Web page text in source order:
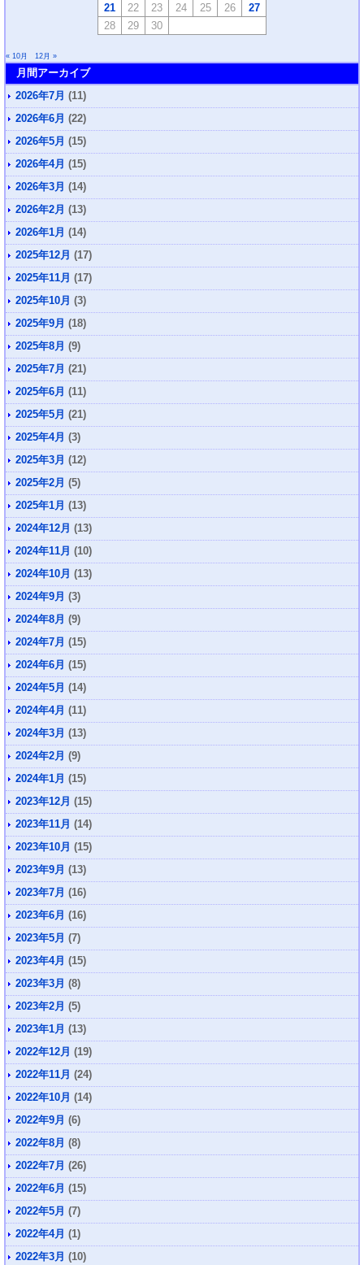
21
22 23 24 25 26
27
28
29 30
« 10月 12月 »
月間アーカイブ
2026年7月 (11)
2026年6月 (22)
2026年5月 (15)
2026年4月 (15)
2026年3月 (14)
2026年2月 (13)
2026年1月 (14)
2025年12月 (17)
2025年11月 (17)
2025年10月 (3)
2025年9月 (18)
2025年8月 (9)
2025年7月 (21)
2025年6月 (11)
2025年5月 (21)
2025年4月 (3)
2025年3月 (12)
2025年2月 (5)
2025年1月 (13)
2024年12月 (13)
2024年11月 (10)
2024年10月 (13)
2024年9月 (3)
2024年8月 (9)
2024年7月 (15)
2024年6月 (15)
2024年5月 (14)
2024年4月 (11)
2024年3月 (13)
2024年2月 (9)
2024年1月 (15)
2023年12月 (15)
2023年11月 (14)
2023年10月 (15)
2023年9月 (13)
2023年7月 (16)
2023年6月 (16)
2023年5月 (7)
2023年4月 (15)
2023年3月 (8)
2023年2月 (5)
2023年1月 (13)
2022年12月 (19)
2022年11月 (24)
2022年10月 (14)
2022年9月 (6)
2022年8月 (8)
2022年7月 (26)
2022年6月 (15)
2022年5月 (7)
2022年4月 (1)
2022年3月 (10)